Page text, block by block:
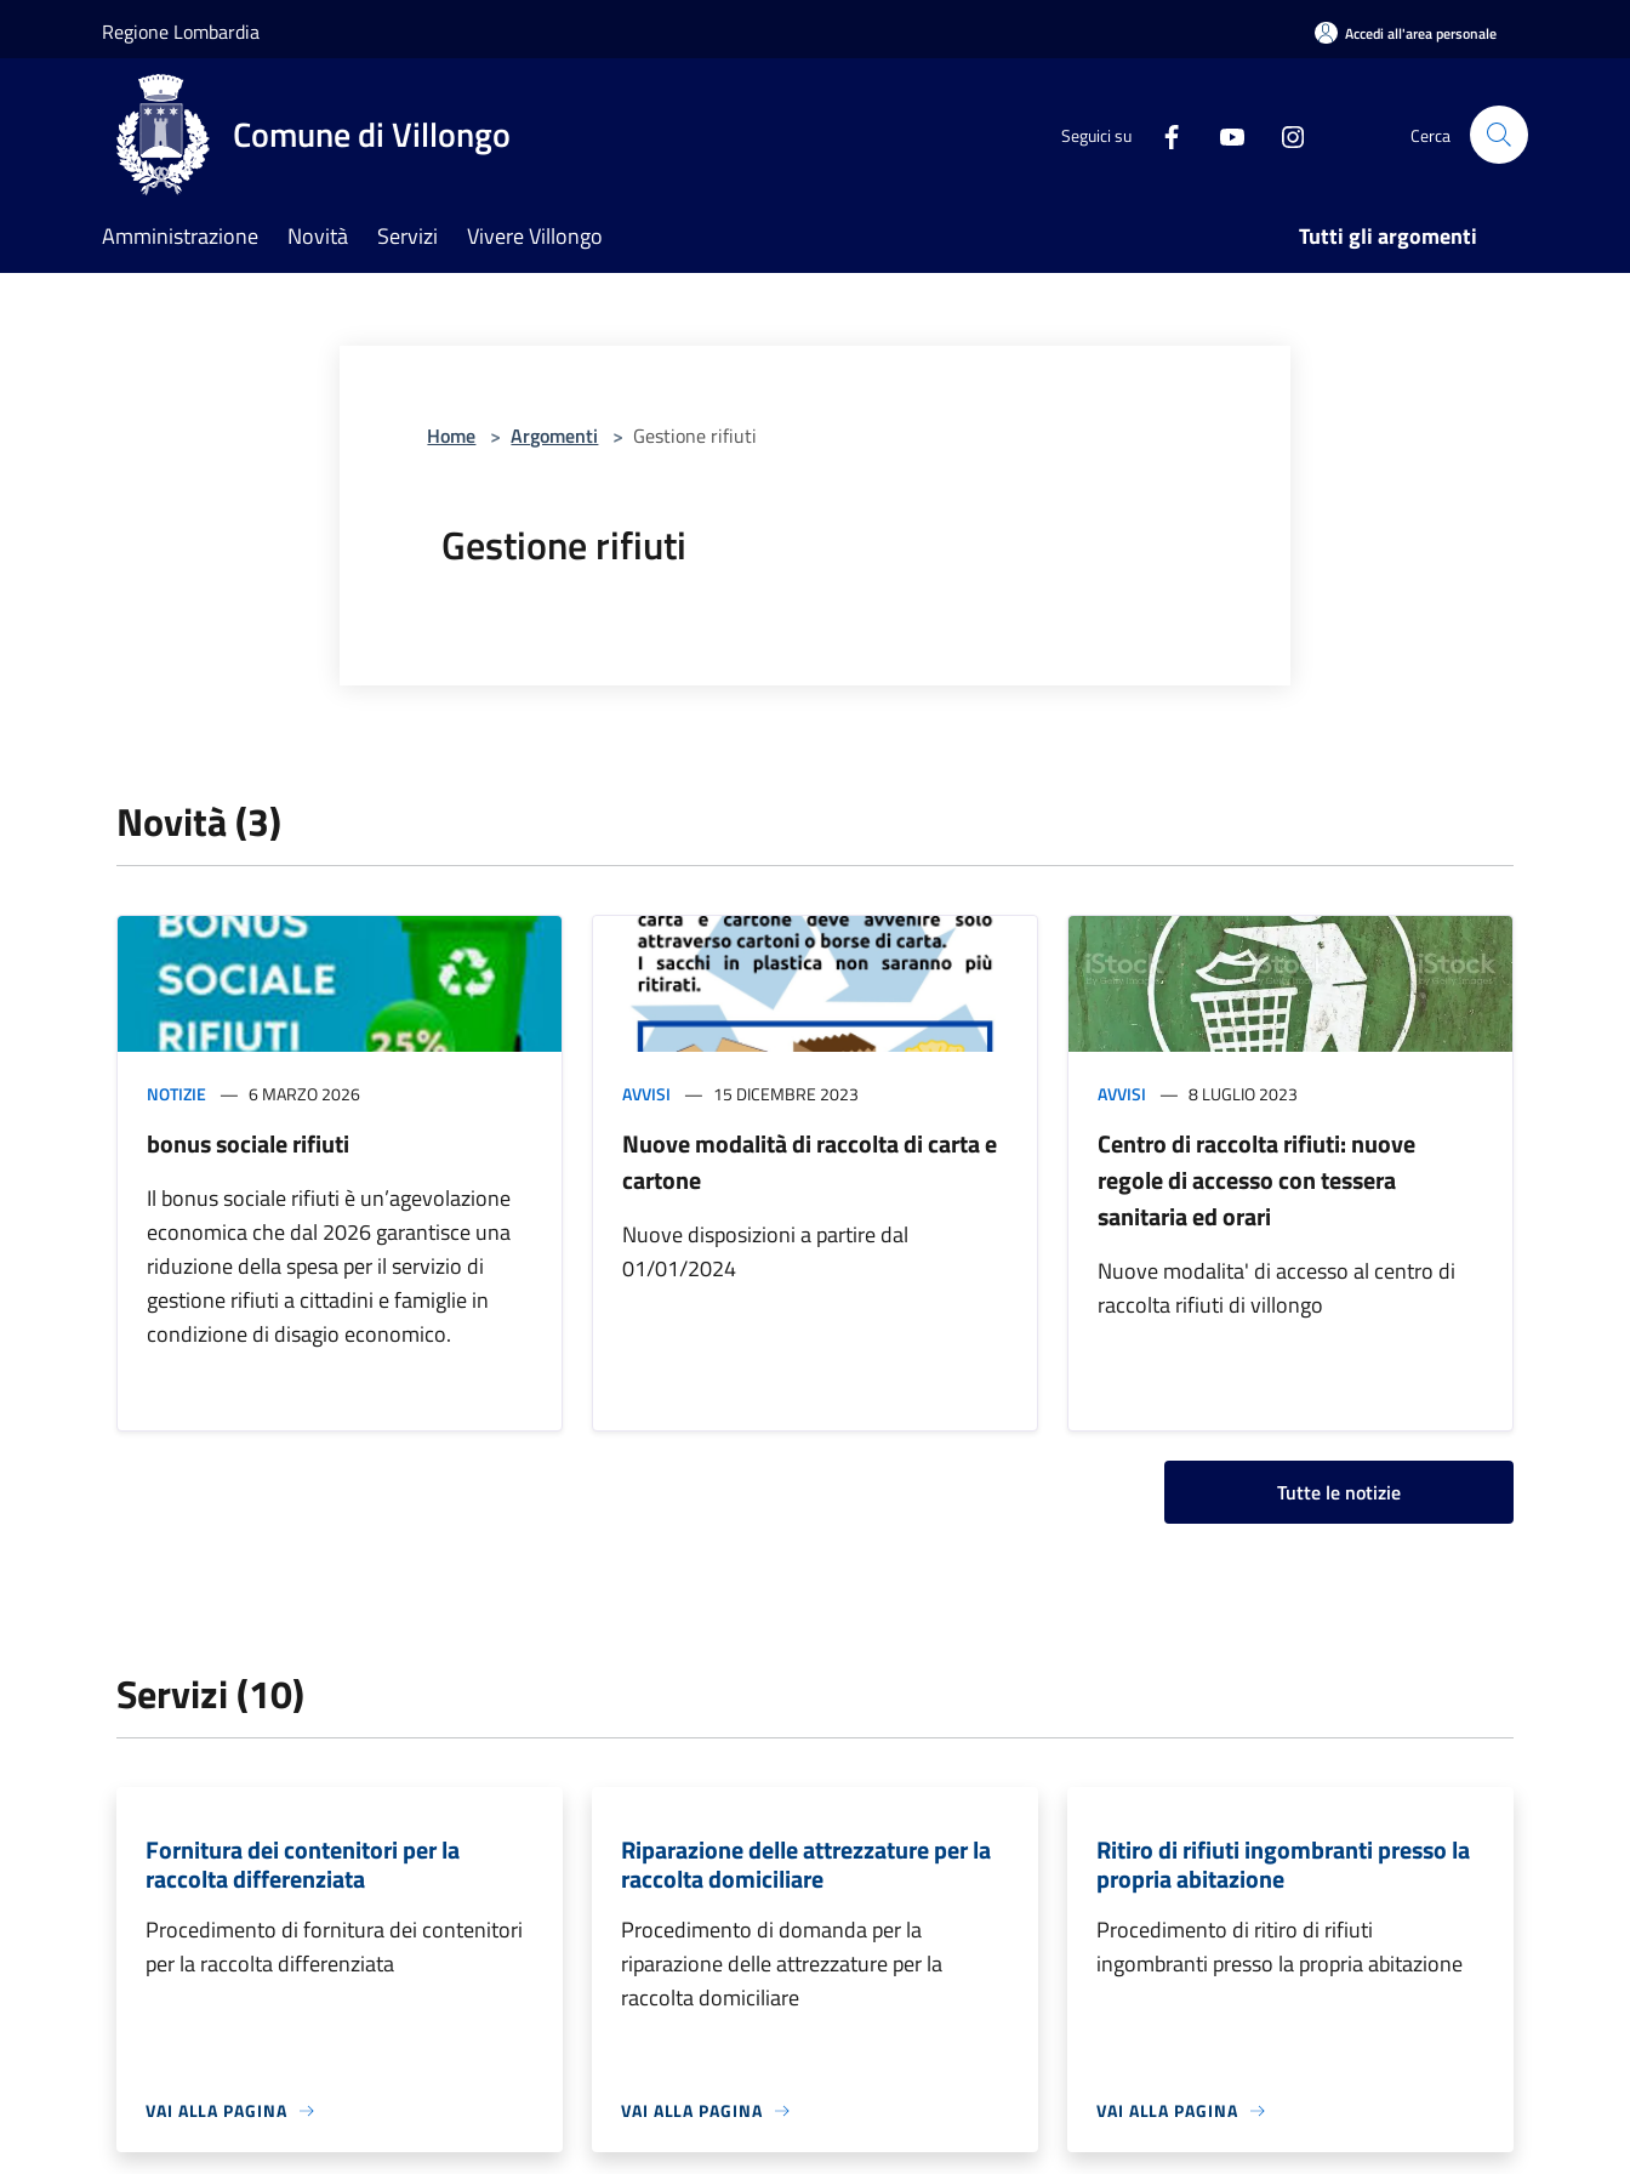
Regione Lombardia Accedi all'area personale
Comune di Villongo Seguici su Cerca
Amministrazione Novità Servizi Vivere Villongo Tutti gli argomenti
Home > Argomenti > Gestione rifiuti
Gestione rifiuti
Novità (3)
NOTIZIE 6 MARZO 2026
bonus sociale rifiuti
Il bonus sociale rifiuti è un’agevolazione
economica che dal 2026 garantisce una
riduzione della spesa per il servizio di
gestione rifiuti a cittadini e famiglie in
condizione di disagio economico.
AVVISI 15 DICEMBRE 2023
Nuove modalità di raccolta di carta e
cartone
Nuove disposizioni a partire dal
01/01/2024
AVVISI 8 LUGLIO 2023
Centro di raccolta rifiuti: nuove
regole di accesso con tessera
sanitaria ed orari
Nuove modalita' di accesso al centro di
raccolta rifiuti di villongo
Tutte le notizie
Servizi (10)
Fornitura dei contenitori per la
raccolta differenziata
Procedimento di fornitura dei contenitori
per la raccolta differenziata
VAI ALLA PAGINA
Riparazione delle attrezzature per la
raccolta domiciliare
Procedimento di domanda per la
riparazione delle attrezzature per la
raccolta domiciliare
VAI ALLA PAGINA
Ritiro di rifiuti ingombranti presso la
propria abitazione
Procedimento di ritiro di rifiuti
ingombranti presso la propria abitazione
VAI ALLA PAGINA